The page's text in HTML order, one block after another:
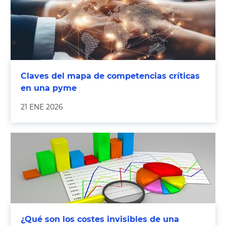
Claves del mapa de competencias críticas
en una pyme
21 ENE 2026
¿Qué son los costes invisibles de una